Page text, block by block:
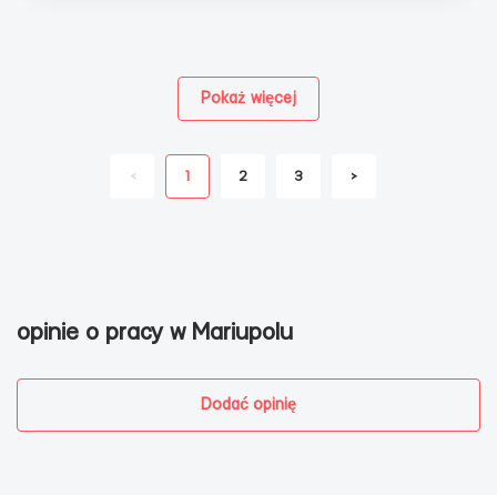
< 1 2 3 >
Pokaż więcej
opinie o pracy w Mariupolu
Dodać opinię